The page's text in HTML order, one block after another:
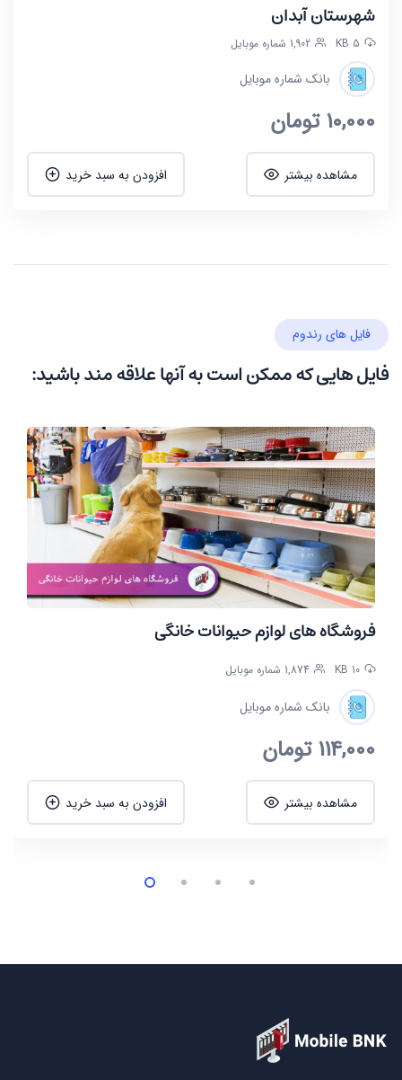
شهرستان آبدان
5 KB 1,902 شماره موبایل
بانک شماره موبایل
10,000تومان
مشاهده بیشتر افزودن به سبد خرید
فایل های رندوم
فایل هایی که ممکن است به آنها علاقه مند باشید:
فروشگاه های لوازم حیوانات خانگی
10 KB 1,874 شماره موبایل
بانک شماره موبایل
114,000تومان
مشاهده بیشتر افزودن به سبد خرید